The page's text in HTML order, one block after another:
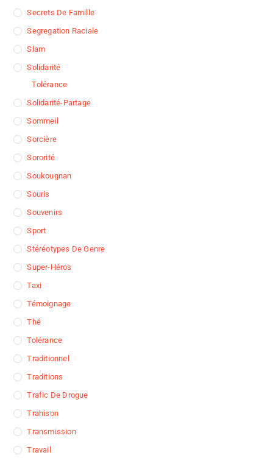
Secrets De Famille
Segregation Raciale
Slam
Solidarité
Tolérance
Solidarité-Partage
Sommeil
Sorcière
Sororité
Soukougnan
Souris
Souvenirs
Sport
Stéréotypes De Genre
Super-Héros
Taxi
Témoignage
Thé
Tolérance
Traditionnel
Traditions
Trafic De Drogue
Trahison
Transmission
Travail